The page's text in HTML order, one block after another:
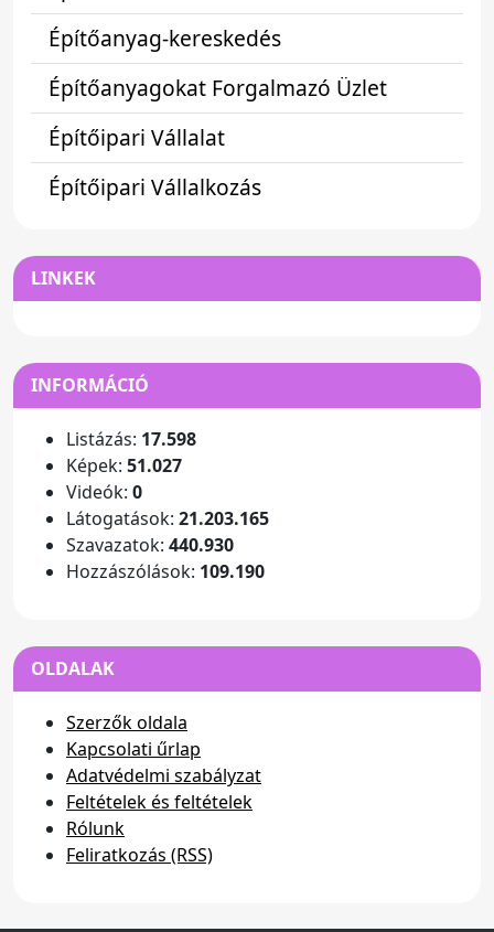
Építőanyag-kereskedés
Építőanyagokat Forgalmazó Üzlet
Építőipari Vállalat
Építőipari Vállalkozás
LINKEK
INFORMÁCIÓ
Listázás: 17.598
Képek: 51.027
Videók: 0
Látogatások: 21.203.165
Szavazatok: 440.930
Hozzászólások: 109.190
OLDALAK
Szerzők oldala
Kapcsolati űrlap
Adatvédelmi szabályzat
Feltételek és feltételek
Rólunk
Feliratkozás (RSS)